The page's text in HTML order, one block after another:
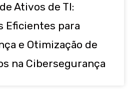
Ativos de TI:
Eficientes para
e Otimização de
na Cibersegurança